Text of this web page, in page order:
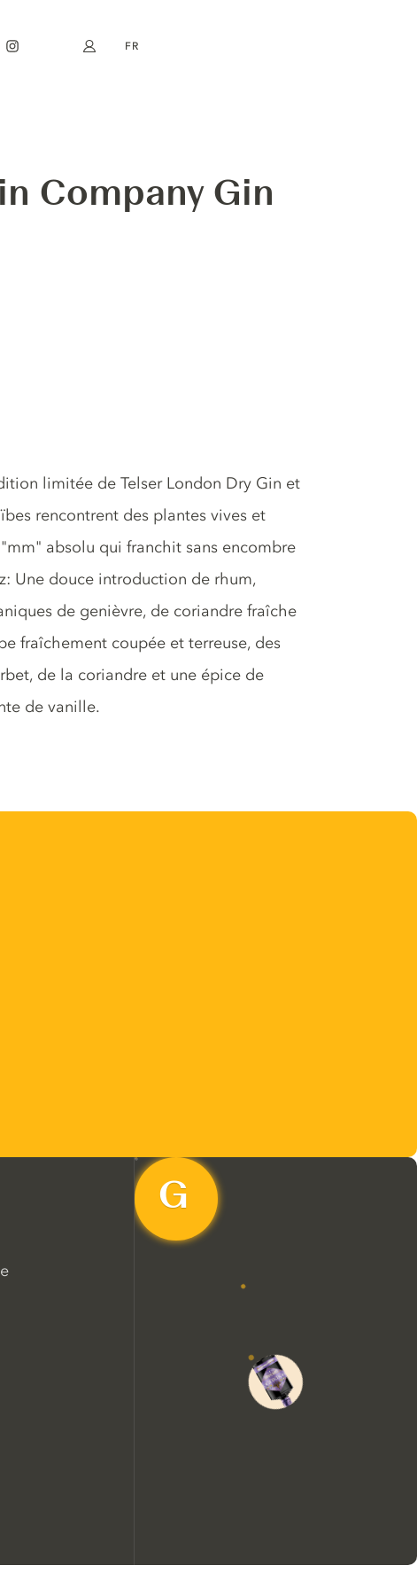
Mon compte
FR
Company Gin
limitée de Telser London Dry Gin et
rencontrent des plantes vives et
absolu qui franchit sans encombre
Une douce introduction de rhum,
de genièvre, de coriandre fraîche
fraîchement coupée et terreuse, des
de la coriandre et une épice de
de vanille.